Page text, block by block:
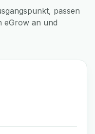
passen
eGrow an und